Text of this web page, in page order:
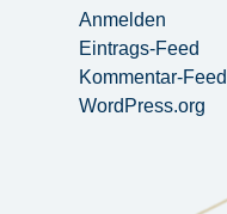
Anmelden
Eintrags-Feed
Kommentar-Feed
WordPress.org